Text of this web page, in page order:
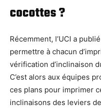
cocottes ?
Récemment, l’UCI a
permettre à chacun
vérification d’inclinaison
C’est alors aux équipes
ces plans pour imprimer
inclinaisons des leviers